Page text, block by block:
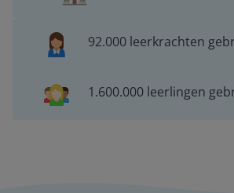
92.000 leerkrachten
1.600.000 leerlingen